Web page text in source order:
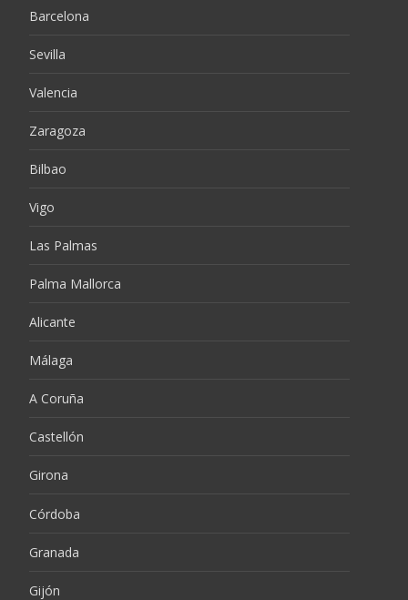
Barcelona
Sevilla
Valencia
Zaragoza
Bilbao
Vigo
Las Palmas
Palma Mallorca
Alicante
Málaga
A Coruña
Castellón
Girona
Córdoba
Granada
Gijón